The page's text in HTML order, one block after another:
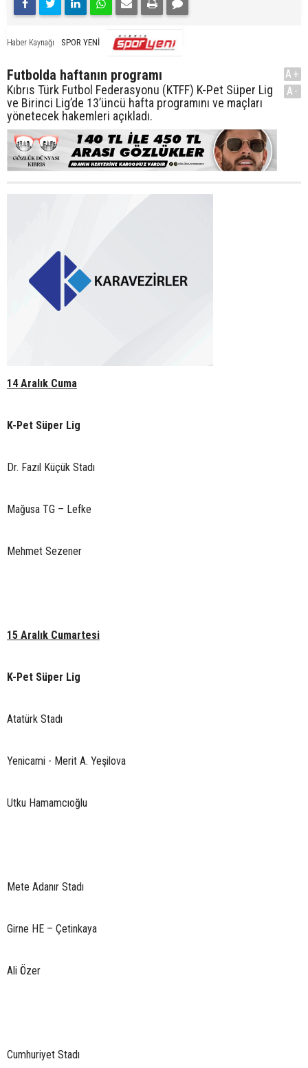
Haber Kaynağı SPOR YENİ
Futbolda haftanın programı
Kıbrıs Türk Futbol Federasyonu (KTFF) K-Pet Süper Lig
ve Birinci Lig’de 13’üncü hafta programını ve maçları
yönetecek hakemleri açıkladı.
A+
A-
14 Aralık Cuma
K-Pet Süper Lig
Dr. Fazıl Küçük Stadı
Mağusa TG – Lefke
Mehmet Sezener
15 Aralık Cumartesi
K-Pet Süper Lig
Atatürk Stadı
Yenicami - Merit A. Yeşilova
Utku Hamamcıoğlu
Mete Adanır Stadı
Girne HE – Çetinkaya
Ali Özer
Cumhuriyet Stadı